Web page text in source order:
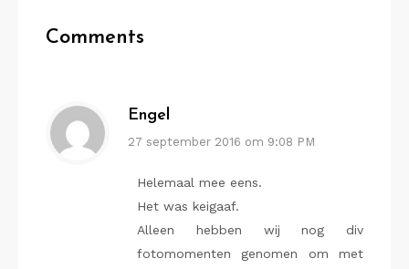
Comments
Engel
27 september 2016 om 9:08 PM
Helemaal mee eens.
Het was keigaaf.
Alleen hebben wij nog div
fotomomenten genomen om met